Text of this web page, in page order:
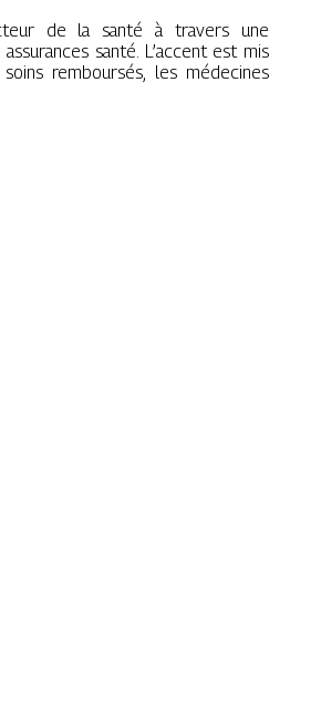
de la santé à travers une
santé. L’accent est mis
remboursés, les médecines